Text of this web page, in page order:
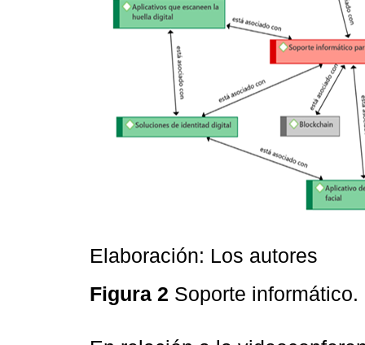
Elaboración: Los autores
Figura 2 Soporte informático.